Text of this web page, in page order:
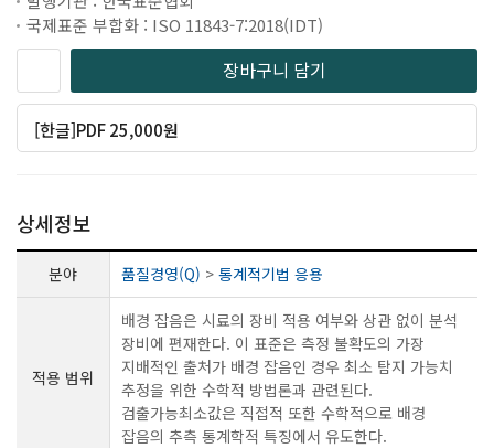
국제표준 부합화 : ISO 11843-7:2018(IDT)
장바구니 담기
[한글]PDF 25,000원
상세정보
분야 품질경영(Q) > 통계적기법 응용
적용 범위
배경 잡음은 시료의 장비 적용 여부와 상관 없이 분석
장비에 편재한다. 이 표준은 측정 불확도의 가장
지배적인 출처가 배경 잡음인 경우 최소 탐지 가능치
추정을 위한 수학적 방법론과 관련된다.
검출가능최소값은 직접적 또한 수학적으로 배경
잡음의 추측 통계학적 특징에서 유도한다.